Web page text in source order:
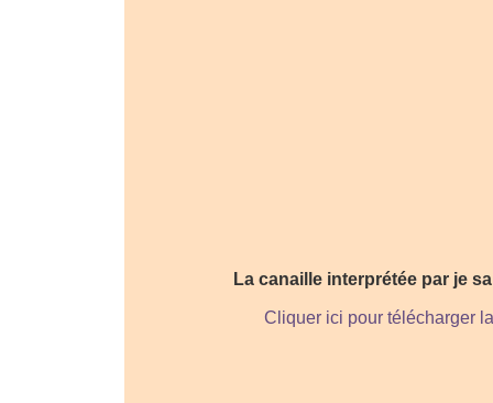
La canaille interprétée par je
Cliquer ici pour télécharger